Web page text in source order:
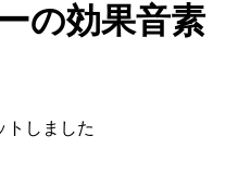
の効果音素
トしました